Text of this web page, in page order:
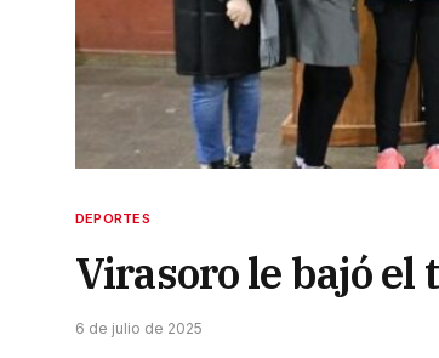
DEPORTES
Virasoro le bajó el
6 de julio de 2025